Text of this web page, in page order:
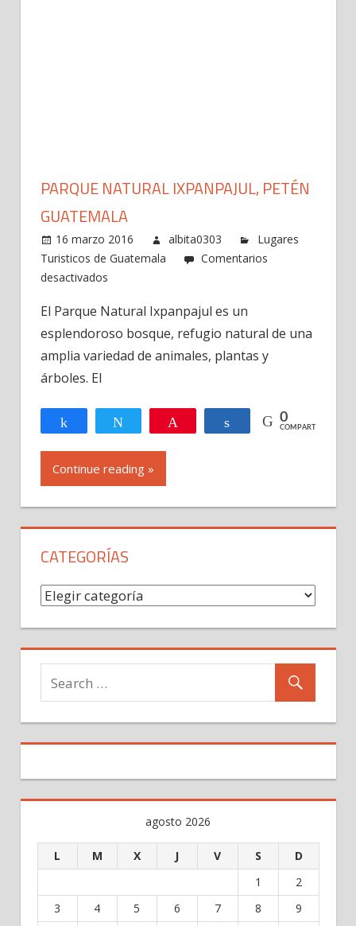
PARQUE NATURAL IXPANPAJUL, PETÉN
GUATEMALA
16 marzo 2016 albita0303
Lugares
Turisticos de Guatemala
Comentarios
desactivados
Natural
Ixpanpajul,
Petén
El Parque Natural Ixpanpajul es un
esplendoroso bosque, refugio natural de una
amplia variedad de animales, plantas y
árboles. El
Compartir Twittear Compartir
0
COMPARTIR
Continue reading »
CATEGORÍAS
Categorías
agosto 2026
L M X J V S D
1
2
3
4 5 6 7 8
9